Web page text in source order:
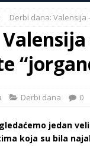
Derbi dana: Valensija
Derbi dana 0
jedan
koja su bila